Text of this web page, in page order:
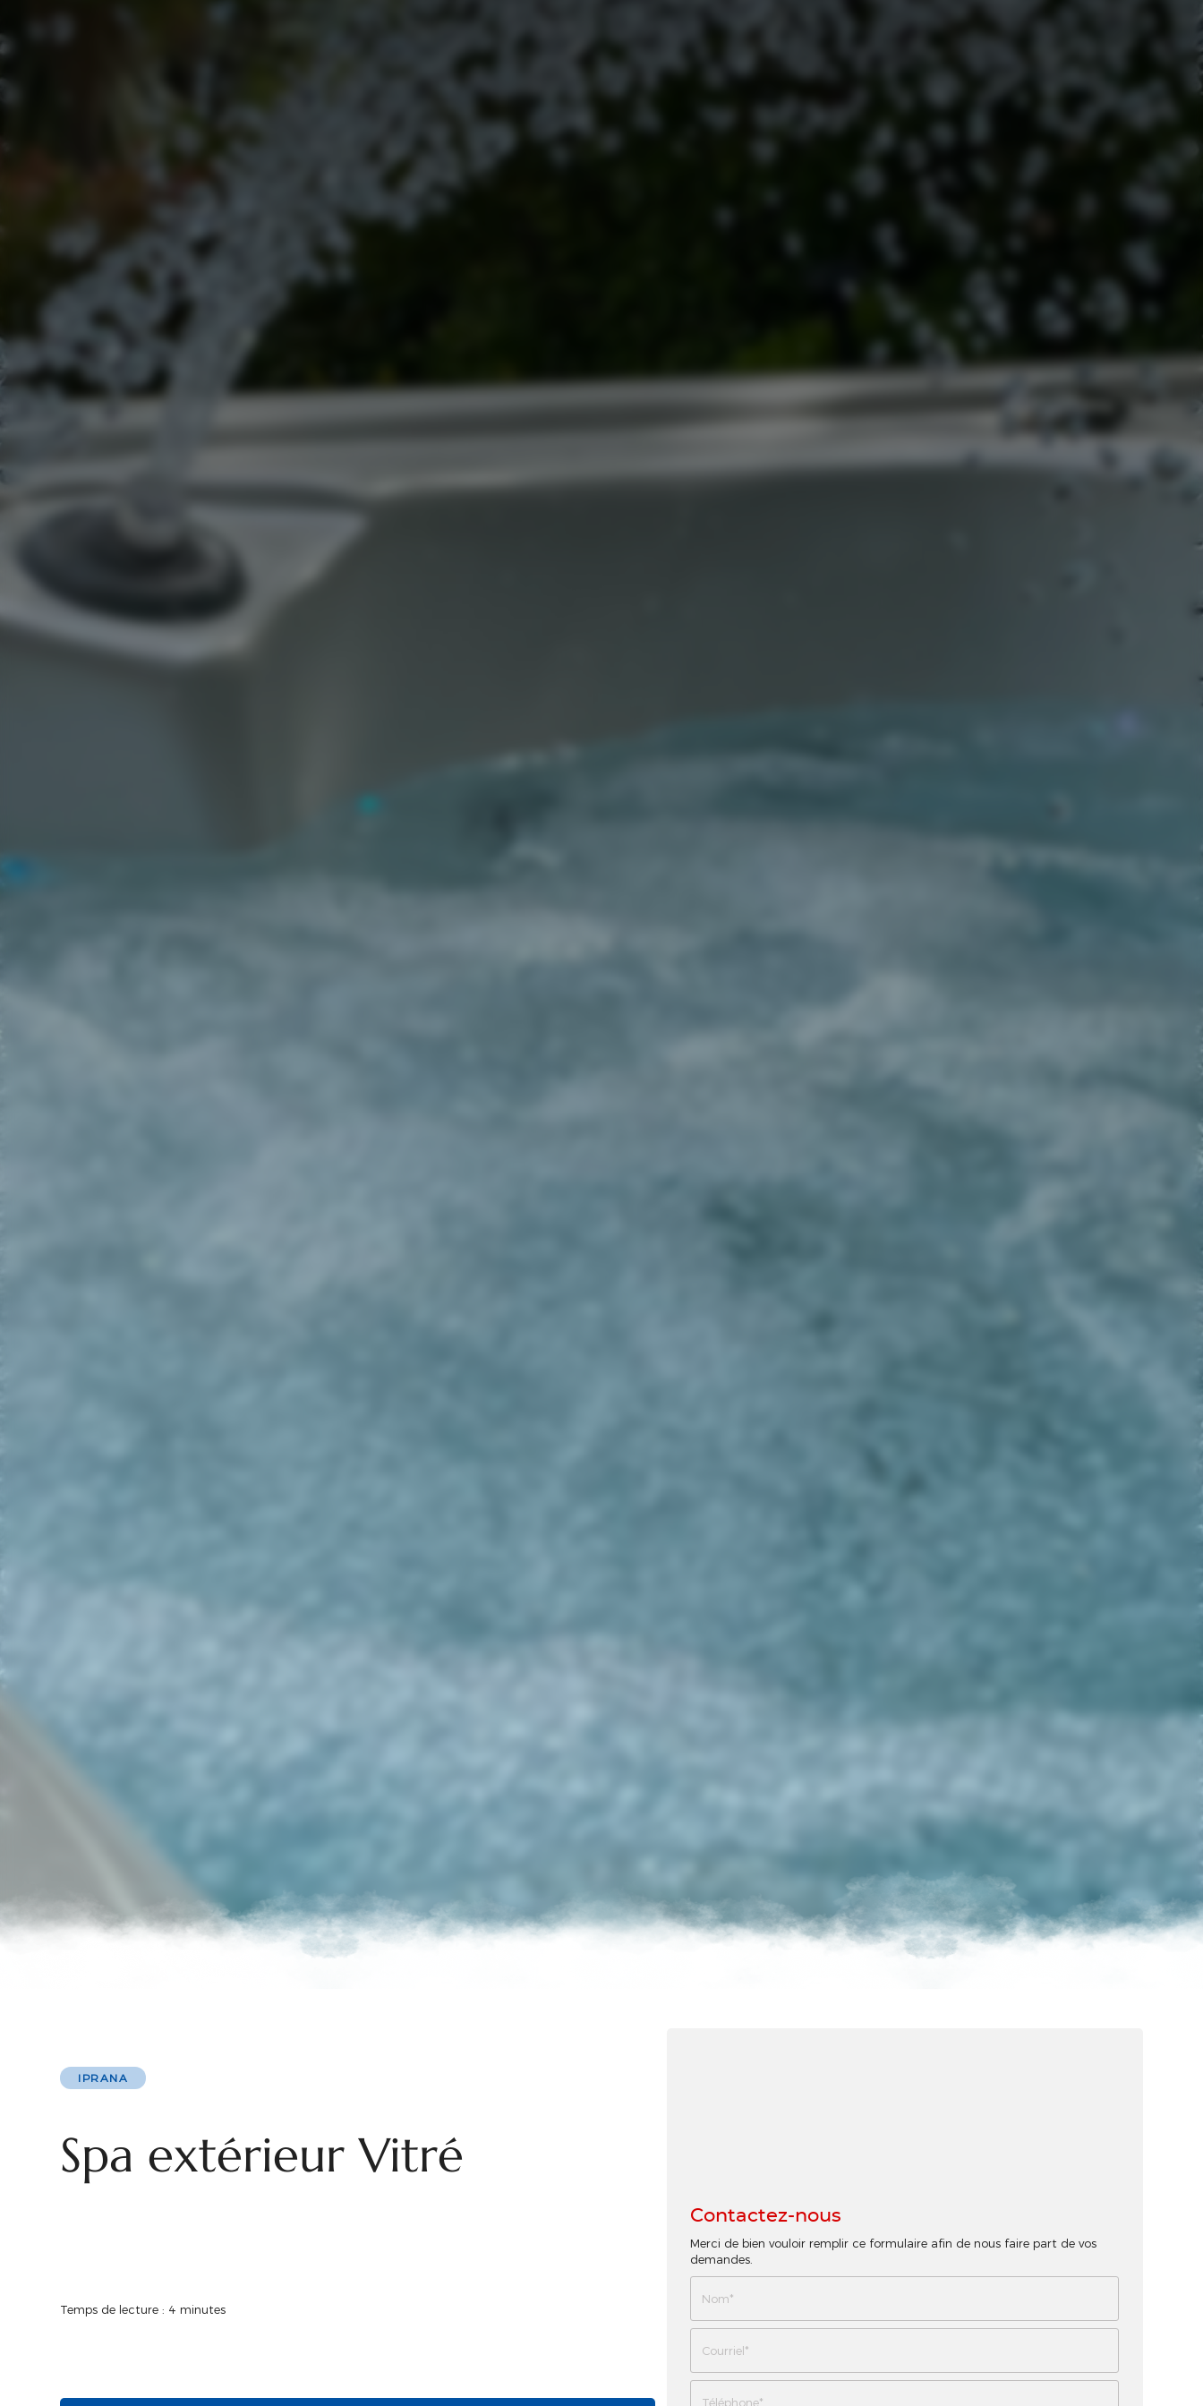
IPRANA
Spa extérieur Vitré
Temps de lecture : 4 minutes
Contactez-nous
Merci de bien vouloir remplir ce formulaire afin de nous faire part de vos
demandes.